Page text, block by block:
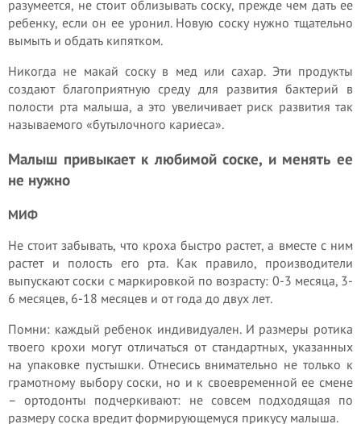
разумеется, не стоит облизывать соску, прежде чем дать ее
ребенку, если он ее уронил. Новую соску нужно тщательно
вымыть и обдать кипятком.
Никогда не макай соску в мед или сахар. Эти продукты
создают благоприятную среду для развития бактерий в
полости рта малыша, а это увеличивает риск развития так
называемого «бутылочного кариеса».
Малыш привыкает к любимой соске, и менять ее
не нужно
МИФ
Не стоит забывать, что кроха быстро растет, а вместе с ним
растет и полость его рта. Как правило, производители
выпускают соски с маркировкой по возрасту: 0-3 месяца, 3-
6 месяцев, 6-18 месяцев и от года до двух лет.
Помни: каждый ребенок индивидуален. И размеры ротика
твоего крохи могут отличаться от стандартных, указанных
на упаковке пустышки. Отнесись внимательно не только к
грамотному выбору соски, но и к своевременной ее смене
– ортодонты подчеркивают: не совсем подходящая по
размеру соска вредит формирующемуся прикусу малыша.